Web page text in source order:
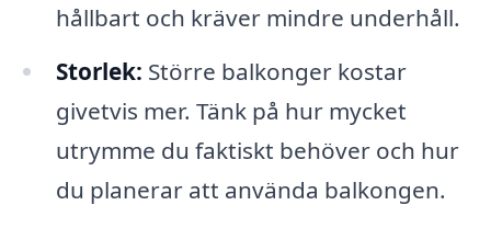
hållbart och kräver mindre underhåll.
Storlek: Större balkonger kostar
givetvis mer. Tänk på hur mycket
utrymme du faktiskt behöver och hur
du planerar att använda balkongen.